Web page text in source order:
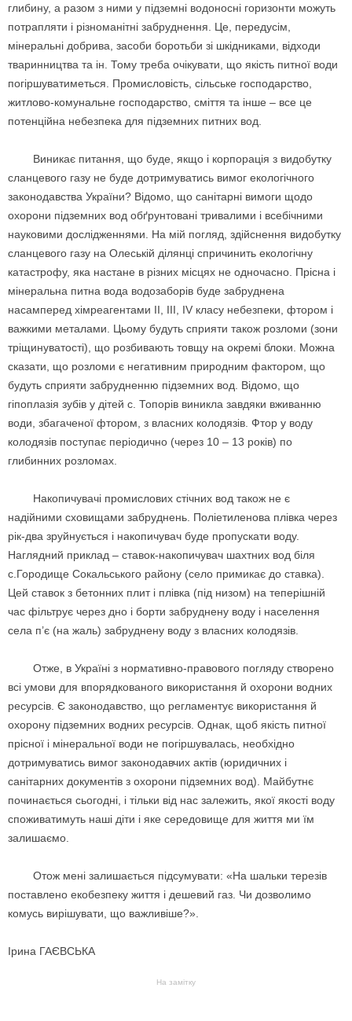
глибину, а разом з ними у підземні водоносні горизонти можуть
потрапляти і різноманітні забруднення. Це, передусім,
мінеральні добрива, засоби боротьби зі шкідниками, відходи
тваринництва та ін. Тому треба очікувати, що якість питної води
погіршуватиметься. Промисловість, сільське господарство,
житлово-комунальне господарство, сміття та інше – все це
потенційна небезпека для підземних питних вод.
Виникає питання, що буде, якщо і корпорація з видобутку
сланцевого газу не буде дотримуватись вимог екологічного
законодавства України? Відомо, що санітарні вимоги щодо
охорони підземних вод обґрунтовані тривалими і всебічними
науковими дослідженнями. На мій погляд, здійснення видобутку
сланцевого газу на Олеській ділянці спричинить екологічну
катастрофу, яка настане в різних місцях не одночасно. Прісна і
мінеральна питна вода водозаборів буде забруднена
насамперед хімреагентами ІІ, ІІІ, ІV класу небезпеки, фтором і
важкими металами. Цьому будуть сприяти також розломи (зони
тріщинуватості), що розбивають товщу на окремі блоки. Можна
сказати, що розломи є негативним природним фактором, що
будуть сприяти забрудненню підземних вод. Відомо, що
гіпоплазія зубів у дітей с. Топорів виникла завдяки вживанню
води, збагаченої фтором, з власних колодязів. Фтор у воду
колодязів поступає періодично (через 10 – 13 років) по
глибинних розломах.
Накопичувачі промислових стічних вод також не є
надійними сховищами забруднень. Поліетиленова плівка через
рік-два зруйнується і накопичувач буде пропускати воду.
Наглядний приклад – ставок-накопичувач шахтних вод біля
с.Городище Сокальського району (село примикає до ставка).
Цей ставок з бетонних плит і плівка (під низом) на теперішній
час фільтрує через дно і борти забруднену воду і населення
села п’є (на жаль) забруднену воду з власних колодязів.
Отже, в Україні з нормативно-правового погляду створено
всі умови для впорядкованого використання й охорони водних
ресурсів. Є законодавство, що регламентує використання й
охорону підземних водних ресурсів. Однак, щоб якість питної
прісної і мінеральної води не погіршувалась, необхідно
дотримуватись вимог законодавчих актів (юридичних і
санітарних документів з охорони підземних вод). Майбутнє
починається сьогодні, і тільки від нас залежить, якої якості воду
споживатимуть наші діти і яке середовище для життя ми їм
залишаємо.
Отож мені залишається підсумувати: «На шальки терезів
поставлено екобезпеку життя і дешевий газ. Чи дозволимо
комусь вирішувати, що важливіше?».
Ірина ГАЄВСЬКА
На замітку